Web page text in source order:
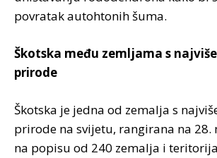
povratak autohtonih šuma.
Škotska među zemljama s
prirode
Škotska je jedna od zemalja s
prirode na svijetu, rangirana na 28.
na popisu od 240 zemalja i